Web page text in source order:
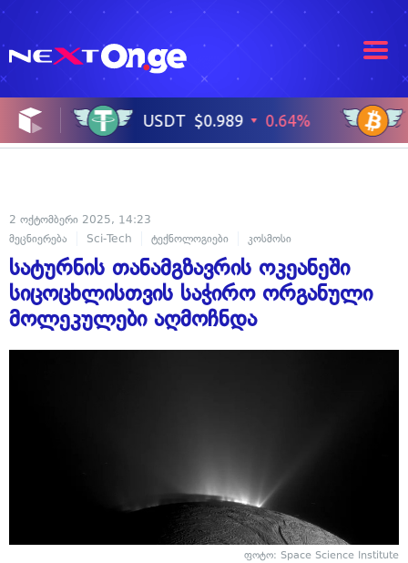
2 ოქტომბერი 2025, 14:23
მეცნიერება
Sci-Tech ტექნოლოგიები კოსმოსი
სატურნის თანამგზავრის ოკეანეში
სიცოცხლისთვის საჭირო ორგანული
მოლეკულები აღმოჩნდა
ფოტო: Space Science Institute